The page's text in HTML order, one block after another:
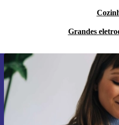
Grandes
Subscreve a
primeira vez e
Não percas mais